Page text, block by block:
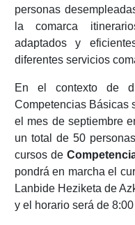
personas
la comarca
adaptados y
diferentes servicios
En el contexto de
Competencias Básicas
el mes de septiembre
un total de 50
cursos de
pondrá en marcha el
Lanbide Heziketa de
y el horario será de